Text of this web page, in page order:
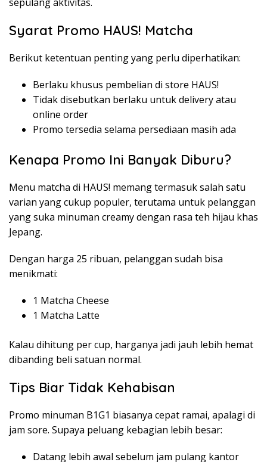
Syarat Promo HAUS! Matcha
Berikut ketentuan penting yang perlu diperhatikan:
Berlaku khusus pembelian di store HAUS!
Tidak disebutkan berlaku untuk delivery atau
online order
Promo tersedia selama persediaan masih ada
Kenapa Promo Ini Banyak Diburu?
Menu matcha di HAUS! memang termasuk salah satu
varian yang cukup populer, terutama untuk pelanggan
yang suka minuman creamy dengan rasa teh hijau khas
Jepang.
Dengan harga 25 ribuan, pelanggan sudah bisa
menikmati:
1 Matcha Cheese
1 Matcha Latte
Kalau dihitung per cup, harganya jadi jauh lebih hemat
dibanding beli satuan normal.
Tips Biar Tidak Kehabisan
Promo minuman B1G1 biasanya cepat ramai, apalagi di
jam sore. Supaya peluang kebagian lebih besar:
Datang lebih awal sebelum jam pulang kantor